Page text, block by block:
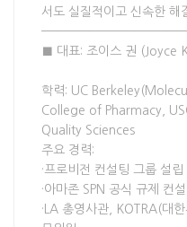
서도 실질적이고 신속한 해
■ 대표: 조이스 권 (Joyce
학력: UC
College of Pharmacy,
Quality Sciences
주요 경력:
·프로비전 컨설팅 그룹 설립
·아마존 SPN 공식 규제 컨
·LA 총영사관, KOTRA(대